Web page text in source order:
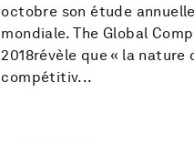
octobre son étude
mondiale. The Global
2018révèle que « la nature
compétitiv...